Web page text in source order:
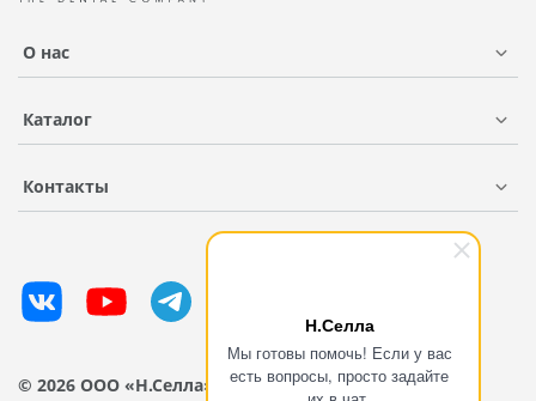
Н.Селла
Мы готовы помочь! Если у вас
есть вопросы, просто задайте
О нас
Каталог
Контакты
© 2026 ООО «Н.Селла»